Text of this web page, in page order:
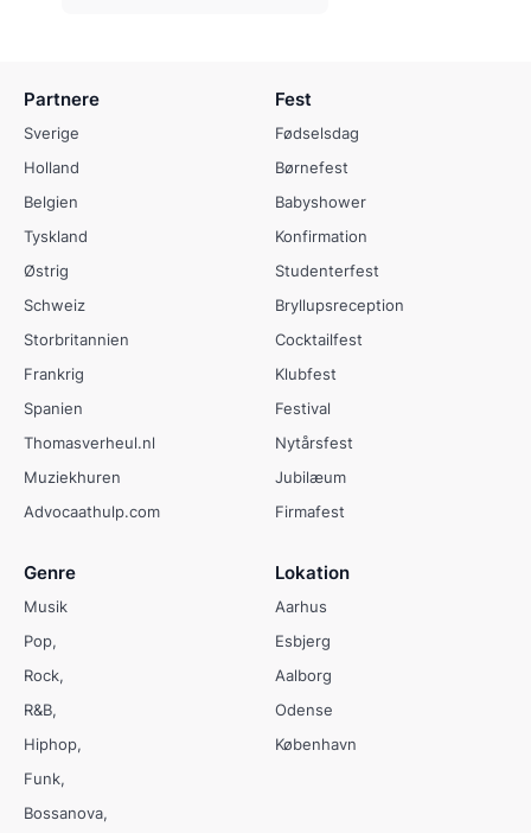
Partnere
Sverige
Holland
Belgien
Tyskland
Østrig
Schweiz
Storbritannien
Frankrig
Spanien
Thomasverheul.nl
Muziekhuren
Advocaathulp.com
Fest
Fødselsdag
Børnefest
Babyshower
Konfirmation
Studenterfest
Bryllupsreception
Cocktailfest
Klubfest
Festival
Nytårsfest
Jubilæum
Firmafest
Genre
Musik
Pop
Rock
R&B
Hiphop
Funk
Bossanova
Lokation
Aarhus
Esbjerg
Aalborg
Odense
København